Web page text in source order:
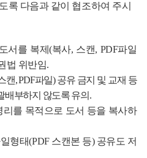
록 다음과 같이 협조하여 주시
를 복제(복사, 스캔, PDF파일
법 위반임.
캔, PDF파일) 공유 금지 및 교재 등
배부하지 않도록 유의.
를 목적으로 도서 등을 복사하
형태(PDF 스캔본 등) 공유도 저